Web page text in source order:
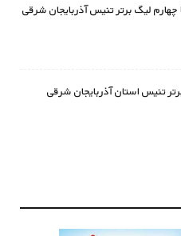
چهارم لیگ برتر تنیس آذربایجان شرقی
تنیس استان آذربایجان شرقی